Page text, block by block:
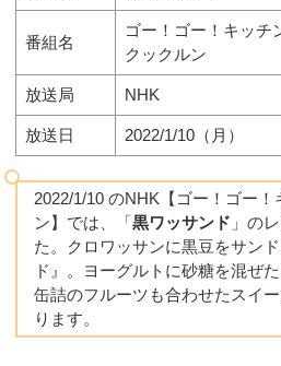
番組名
ゴー！ゴー！キッチ
クックルン
放送局 NHK
放送日 2022/1/10（月）
2022/1/10 のNHK【ゴー！ゴー
ン】では、「黒ワッサンド 」の
た。クロワッサンに黒豆をサン
ド』。ヨーグルトに砂糖を混ぜ
缶詰のフルーツも合わせたスイ
ります。